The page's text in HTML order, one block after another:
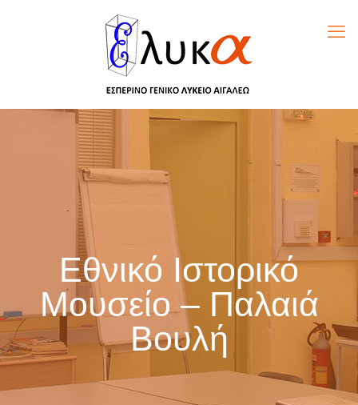
Εθνικό Ιστορικό
Μουσείο – Παλαιά
Βουλή